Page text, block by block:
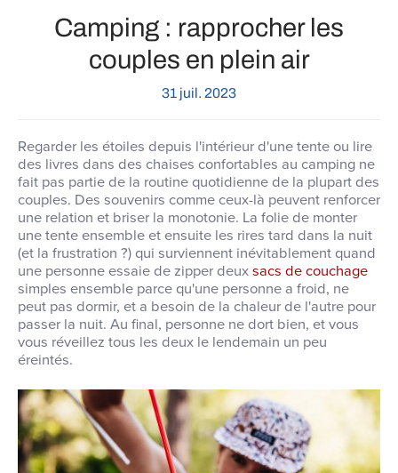
Camping : rapprocher les
couples en plein air
31 juil. 2023
Regarder les étoiles depuis l'intérieur d'une tente ou lire
des livres dans des chaises confortables au camping ne
fait pas partie de la routine quotidienne de la plupart des
couples. Des souvenirs comme ceux-là peuvent renforcer
une relation et briser la monotonie. La folie de monter
une tente ensemble et ensuite les rires tard dans la nuit
(et la frustration ?) qui surviennent inévitablement quand
une personne essaie de zipper deuxsacs de couchage
simples ensemble parce qu'une personne a froid, ne
peut pas dormir, et a besoin de la chaleur de l'autre pour
passer la nuit. Au final, personne ne dort bien, et vous
vous réveillez tous les deux le lendemain un peu
éreintés.